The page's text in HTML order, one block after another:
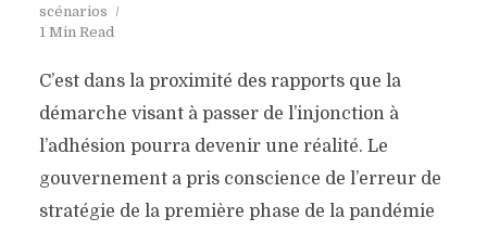
scénarios
1 Min Read
C’est dans la proximité des rapports que la
démarche visant à passer de l’injonction à
l’adhésion pourra devenir une réalité. Le
gouvernement a pris conscience de l’erreur de
stratégie de la première phase de la pandémie